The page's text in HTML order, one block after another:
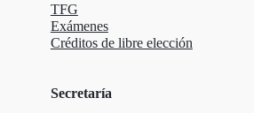
TFG
Exámenes
Créditos de libre elección
Secretaría